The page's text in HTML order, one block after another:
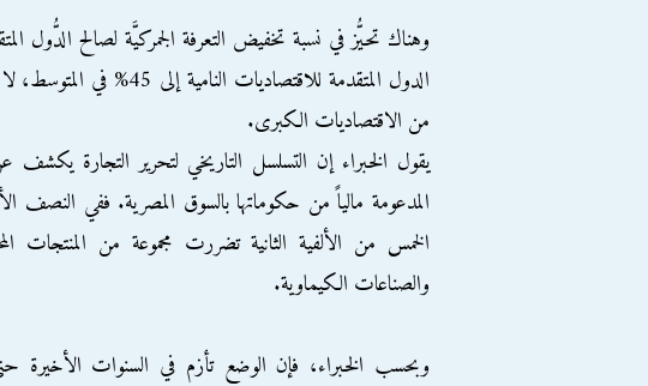
وهناك تحيُّز في نسبة تخفيض التعرفة الجمركيَّة لصالح الدُّول
من الاقتصاديات الكبرى.
يقول الخبراء إن التسلسل التاريخي لتحرير التجارة
المدعومة مالياً من حكوماتها بالسوق المصرية. ففي
الخمس من الألفية الثانية تضررت مجموعة من المنتجات
والصناعات الكيماوية.
وبحسب الخبراء، فإن الوضع تأزم في السنوات الأخيرة